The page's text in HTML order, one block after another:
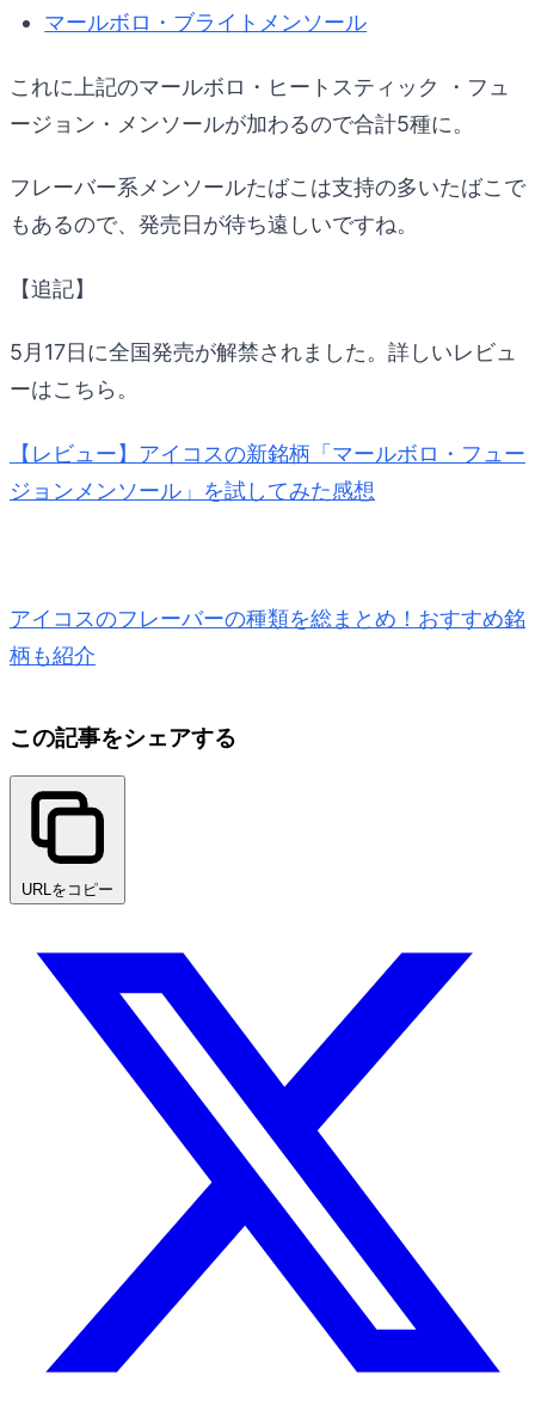
マールボロ・ブライトメンソール
これに上記のマールボロ・ヒートスティック ・フュ
ージョン・メンソールが加わるので合計5種に。
フレーバー系メンソールたばこは支持の多いたばこで
もあるので、発売日が待ち遠しいですね。
【追記】
5月17日に全国発売が解禁されました。詳しいレビュ
ーはこちら。
【レビュー】アイコスの新銘柄「マールボロ・フュー
ジョンメンソール」を試してみた感想
アイコスのフレーバーの種類を総まとめ！おすすめ銘
柄も紹介
この記事をシェアする
URLをコピー